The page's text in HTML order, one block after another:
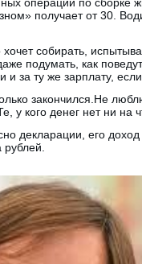
получает от 30.
собирать,
подумать, как
за ту же зарплату, если
закончился.Не
у кого денег нет ни на
декларации, его